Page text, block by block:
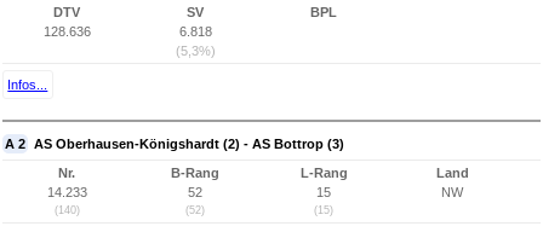
DTV
128.636
SV
6.818
(5,3%)
BPL
Infos...
A 2 AS Oberhausen-Königshardt (2) - AS Bottrop (3)
Nr.
14.233
(140)
B-Rang
52
(52)
L-Rang
15
(15)
Land
NW